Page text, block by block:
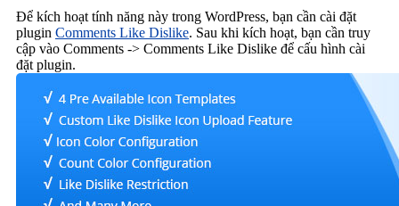
Để kích hoạt tính năng này trong WordPress, bạn cần cài đặt
plugin Comments Like Dislike. Sau khi kích hoạt, bạn cần truy
cập vào Comments -> Comments Like Dislike để cấu hình cài
đặt plugin.